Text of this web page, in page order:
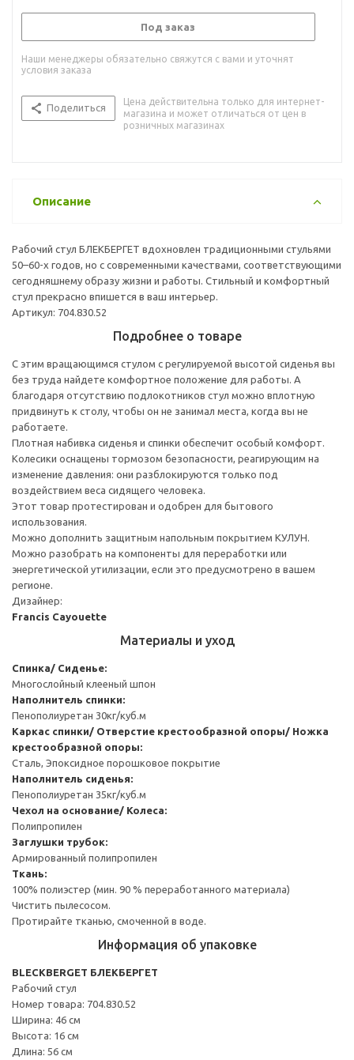
Под заказ
Наши менеджеры обязательно свяжутся с вами и уточнят
условия заказа
Поделиться
Цена действительна только для интернет-
магазина и может отличаться от цен в
розничных магазинах
Описание
Рабочий стул БЛЕКБЕРГЕТ вдохновлен традиционными стульями
50–60-х годов, но с современными качествами, соответствующими
сегодняшнему образу жизни и работы. Стильный и комфортный
стул прекрасно впишется в ваш интерьер.
Артикул: 704.830.52
Подробнее о товаре
С этим вращающимся стулом с регулируемой высотой сиденья вы
без труда найдете комфортное положение для работы. А
благодаря отсутствию подлокотников стул можно вплотную
придвинуть к столу, чтобы он не занимал места, когда вы не
работаете.
Плотная набивка сиденья и спинки обеспечит особый комфорт.
Колесики оснащены тормозом безопасности, реагирующим на
изменение давления: они разблокируются только под
воздействием веса сидящего человека.
Этот товар протестирован и одобрен для бытового
использования.
Можно дополнить защитным напольным покрытием КУЛУН.
Можно разобрать на компоненты для переработки или
энергетической утилизации, если это предусмотрено в вашем
регионе.
Дизайнер:
Francis Cayouette
Материалы и уход
Спинка/ Сиденье:
Многослойный клееный шпон
Наполнитель спинки:
Пенополиуретан 30кг/куб.м
Каркас спинки/ Отверстие крестообразной опоры/ Ножка
крестообразной опоры:
Сталь, Эпоксидное порошковое покрытие
Наполнитель сиденья:
Пенополиуретан 35кг/куб.м
Чехол на основание/ Колеса:
Полипропилен
Заглушки трубок:
Армированный полипропилен
Ткань:
100% полиэстер (мин. 90 % переработанного материала)
Чистить пылесосом.
Протирайте тканью, смоченной в воде.
Информация об упаковке
BLECKBERGET БЛЕКБЕРГЕТ
Рабочий стул
Номер товара: 704.830.52
Ширина: 46 см
Высота: 16 см
Длина: 56 см